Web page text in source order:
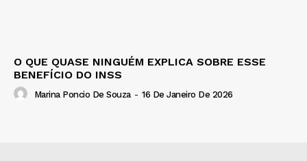
O QUE QUASE NINGUÉM EXPLICA SOBRE ESSE
BENEFÍCIO DO INSS
Marina Poncio De Souza - 16 De Janeiro De 2026